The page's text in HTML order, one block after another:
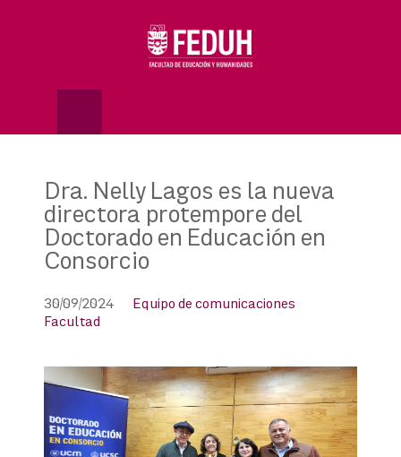
Dra. Nelly Lagos es la nueva
directora protempore del
Doctorado en Educación en
Consorcio
30/09/2024
Equipo de comunicaciones
Facultad